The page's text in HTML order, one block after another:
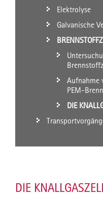
Elektrolyse
Galvanische
Aufnahme
PEM-
DIE
DIE